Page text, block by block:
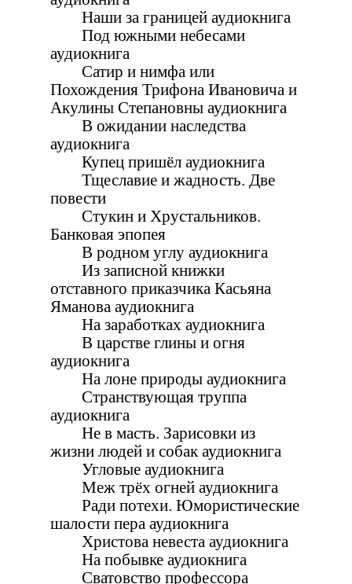
Наши за границей аудиокнига
Под южными небесами
аудиокнига
Сатир и нимфа или
Похождения Трифона Ивановича и
Акулины Степановны аудиокнига
В ожидании наследства
аудиокнига
Купец пришёл аудиокнига
Тщеславие и жадность. Две
повести
Стукин и Хрустальников.
Банковая эпопея
В родном углу аудиокнига
Из записной книжки
отставного приказчика Касьяна
Яманова аудиокнига
На заработках аудиокнига
В царстве глины и огня
аудиокнига
На лоне природы аудиокнига
Странствующая труппа
аудиокнига
Не в масть. Зарисовки из
жизни людей и собак аудиокнига
Угловые аудиокнига
Меж трёх огней аудиокнига
Ради потехи. Юмористические
шалости пера аудиокнига
Христова невеста аудиокнига
На побывке аудиокнига
Сватовство профессора